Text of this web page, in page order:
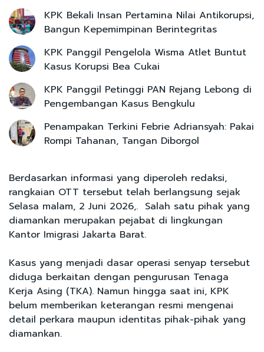
KPK Bekali Insan Pertamina Nilai Antikorupsi,
Bangun Kepemimpinan Berintegritas
KPK Panggil Pengelola Wisma Atlet Buntut
Kasus Korupsi Bea Cukai
KPK Panggil Petinggi PAN Rejang Lebong di
Pengembangan Kasus Bengkulu
Penampakan Terkini Febrie Adriansyah: Pakai
Rompi Tahanan, Tangan Diborgol
Berdasarkan informasi yang diperoleh redaksi,
rangkaian OTT tersebut telah berlangsung sejak
Selasa malam, 2 Juni 2026,. Salah satu pihak yang
diamankan merupakan pejabat di lingkungan
Kantor Imigrasi Jakarta Barat.
Kasus yang menjadi dasar operasi senyap tersebut
diduga berkaitan dengan pengurusan Tenaga
Kerja Asing (TKA). Namun hingga saat ini, KPK
belum memberikan keterangan resmi mengenai
detail perkara maupun identitas pihak-pihak yang
diamankan.